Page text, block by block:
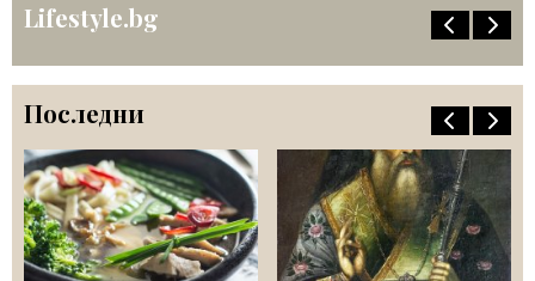
Lifestyle.bg
Последни